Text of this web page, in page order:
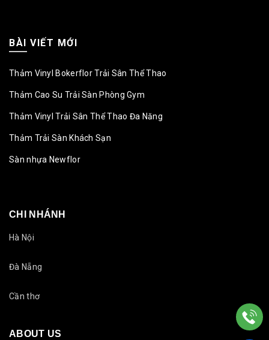
BÀI VIẾT MỚI
Thảm Vinyl Bokerflor Trải Sân Thể Thao
Thảm Cao Su Trải Sàn Phòng Gym
Thảm Vinyl Trải Sân Thể Thao Đa Năng
Thảm Trải Sàn Khách Sạn
Sàn nhựa Newflor
CHI NHÁNH
Hà Nội
Đà Nẵng
Cần thơ
ABOUT US